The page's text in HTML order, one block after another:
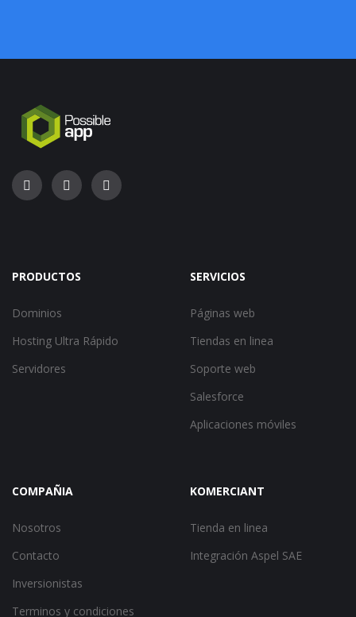
PRODUCTOS
Dominios
Hosting Ultra Rápido
Servidores
SERVICIOS
Páginas web
Tiendas en linea
Soporte web
Salesforce
Aplicaciones móviles
COMPAÑIA
Nosotros
Contacto
Inversionistas
Terminos y condiciones
KOMERCIANT
Tienda en linea
Integración Aspel SAE